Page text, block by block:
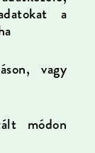
a
vagy
módon